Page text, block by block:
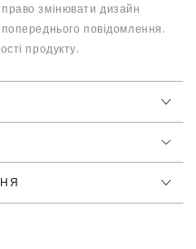
змінювати дизайн
повідомлення.
продукту.